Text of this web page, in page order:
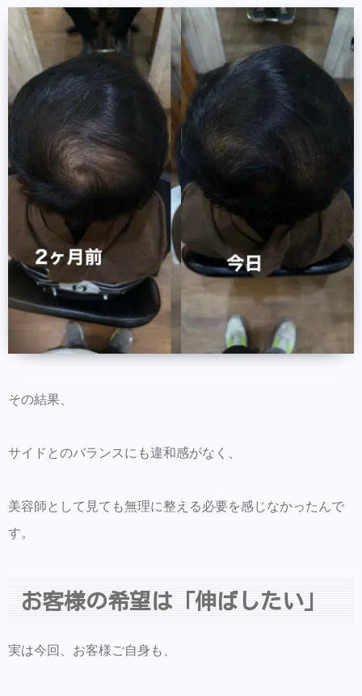
その結果、
サイドとのバランスにも違和感がなく、
美容師として見ても無理に整える必要を感じなかったんで
す。
お客様の希望は「伸ばしたい」
実は今回、お客様ご自身も、